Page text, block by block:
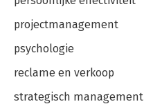
projectmanagement
psychologie
reclame en verkoop
strategisch management